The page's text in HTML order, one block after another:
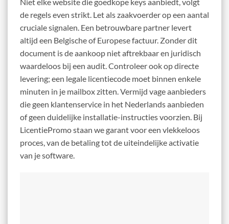
Niet elke website die goedkope keys aanbiedt, volgt
de regels even strikt. Let als zaakvoerder op een aantal
cruciale signalen. Een betrouwbare partner levert
altijd een Belgische of Europese factuur. Zonder dit
document is de aankoop niet aftrekbaar en juridisch
waardeloos bij een audit. Controleer ook op directe
levering; een legale licentiecode moet binnen enkele
minuten in je mailbox zitten. Vermijd vage aanbieders
die geen klantenservice in het Nederlands aanbieden
of geen duidelijke installatie-instructies voorzien. Bij
LicentiePromo staan we garant voor een vlekkeloos
proces, van de betaling tot de uiteindelijke activatie
van je software.